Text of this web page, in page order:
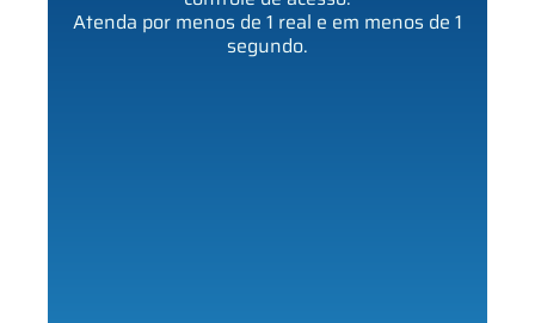
Atenda por menos de 1 real e em menos de 1
segundo.